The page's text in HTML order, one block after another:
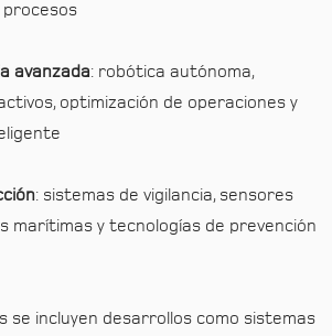
avanzada: robótica autónoma,
optimización de operaciones y
: sistemas de vigilancia, sensores
marítimas y tecnologías de prevención
se incluyen desarrollos como sistemas